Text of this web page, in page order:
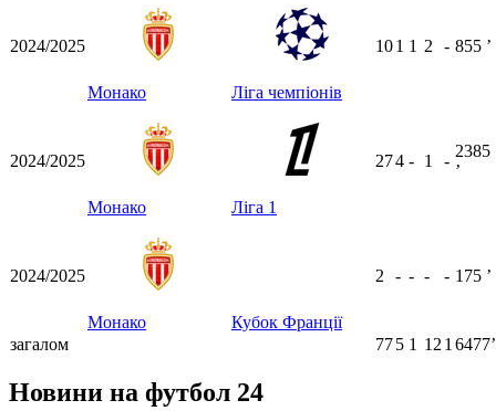
2024/2025
Монако Ліга чемпіонів
101 1 2 - 855 ʼ
2024/2025
Монако Ліга 1
274 - 1 -
2385
ʼ
2024/2025
Монако Кубок Франції
2 - - - - 175 ʼ
загалом 775 1 12 1 6477ʼ
Новини на футбол 24